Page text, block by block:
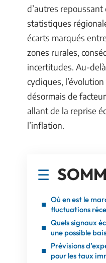
d’autres repoussant
statistiques
écarts marqués
zones rurales,
incertitudes. Au-
cycliques,
désormais de
allant de la reprise
l’inflation.
Où en est le
fluctuations
Quels signaux
une possible
Prévisions
pour les taux